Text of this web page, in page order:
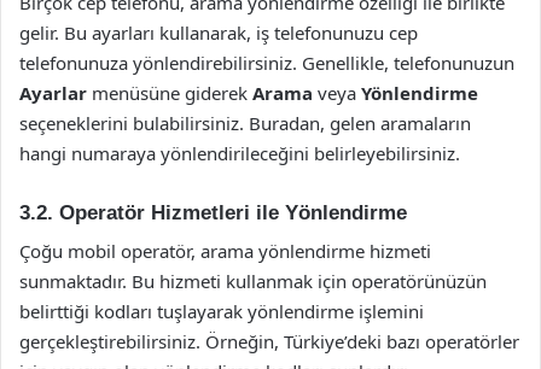
gelir. Bu ayarları kullanarak, iş telefonunuzu cep
telefonunuza yönlendirebilirsiniz. Genellikle, telefonunuzun
Ayarlar menüsüne giderek Arama veya Yönlendirme
seçeneklerini bulabilirsiniz. Buradan, gelen aramaların
hangi numaraya yönlendirileceğini belirleyebilirsiniz.
3.2. Operatör Hizmetleri ile Yönlendirme
Çoğu mobil operatör, arama yönlendirme hizmeti
sunmaktadır. Bu hizmeti kullanmak için operatörünüzün
belirttiği kodları tuşlayarak yönlendirme işlemini
gerçekleştirebilirsiniz. Örneğin, Türkiye’deki bazı operatörler